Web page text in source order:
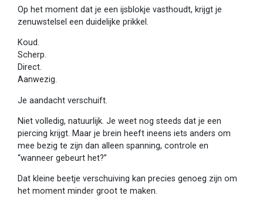
Op het moment dat je een ijsblokje vasthoudt, krijgt je
zenuwstelsel een duidelijke prikkel.
Koud.
Scherp.
Direct.
Aanwezig.
Je aandacht verschuift.
Niet volledig, natuurlijk. Je weet nog steeds dat je een
piercing krijgt. Maar je brein heeft ineens iets anders om
mee bezig te zijn dan alleen spanning, controle en
“wanneer gebeurt het?”
Dat kleine beetje verschuiving kan precies genoeg zijn om
het moment minder groot te maken.